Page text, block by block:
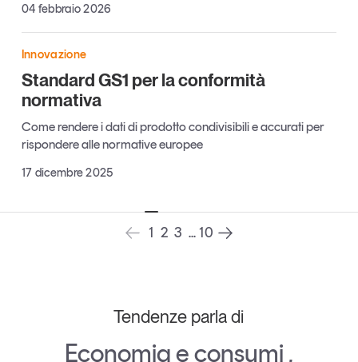
modo indipendente il cambiamento e le sfide del largo
consumo e dell’economia a professionisti e
consumatori
GS1 Italy GS1 Italy GS1 Italy
Tendenze
GS1 Italy
04 febbraio 2026
Innovazione
Standard GS1 per la conformità
normativa
Come rendere i dati di prodotto condivisibili e accurati per
rispondere alle normative europee
17 dicembre 2025
1 2 3 ...10
Tendenze parla di
Economia e consumi ,